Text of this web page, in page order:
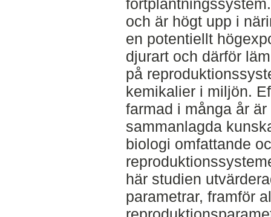
och är högt upp i
en potentiellt
djurart och därför
på
kemikalier i miljön.
farmad i många år är
sammanlagda
biologi omfattande
här studien
parametrar, framför